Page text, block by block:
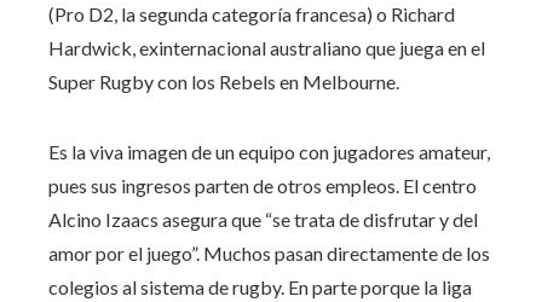
(Pro D2, la segunda categoría francesa) o Richard
Hardwick, exinternacional australiano que juega en el
Super Rugby con los Rebels en Melbourne.
Es la viva imagen de un equipo con jugadores amateur,
pues sus ingresos parten de otros empleos. El centro
Alcino Izaacs asegura que “se trata de disfrutar y del
amor por el juego”. Muchos pasan directamente de los
colegios al sistema de rugby. En parte porque la liga